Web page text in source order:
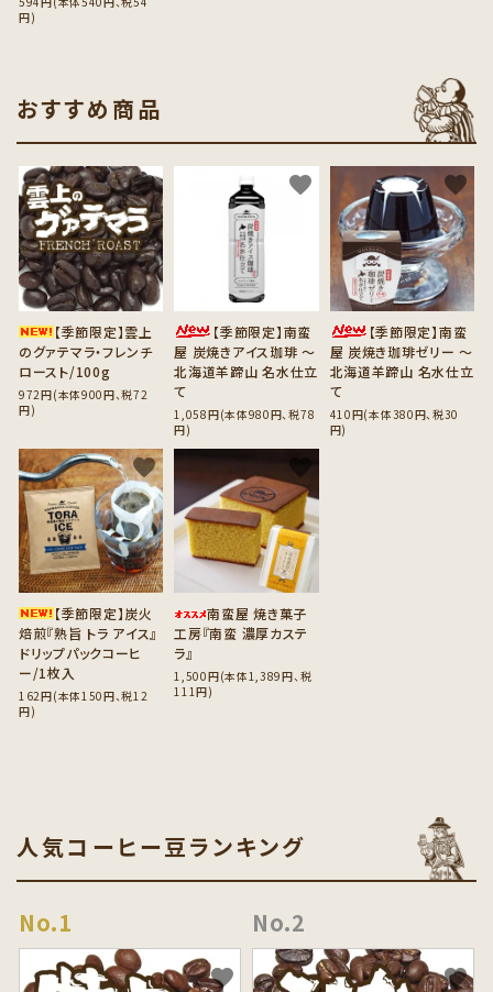
円)
おすすめ商品
【季節限定】雲上
のグァテマラ・フレンチ
ロースト/100g
972円(本体900円、税72
円)
favorite
【季節限定】南蛮
屋 炭焼きアイス珈琲 ～
北海道羊蹄山 名水仕立
て
1,058円(本体980円、税78
円)
favorite
【季節限定】南蛮
屋 炭焼き珈琲ゼリー ～
北海道羊蹄山 名水仕立
て
410円(本体380円、税30
円)
favorite
【季節限定】炭火
焙煎『熟旨 トラ アイス』
ドリップパックコーヒ
ー/1枚入
162円(本体150円、税12
円)
favorite
南蛮屋 焼き菓子
工房『南蛮 濃厚カステ
ラ』
1,500円(本体1,389円、税
111円)
favorite
人気コーヒー豆ランキング
favorite favorite